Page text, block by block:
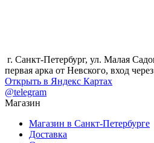
г. Санкт-Петербург, ул. Малая
первая арка от Невского, вход
Открыть в Яндекс Картах
@telegram
Магазин
Магазин в Санкт-Петербурге
Доставка